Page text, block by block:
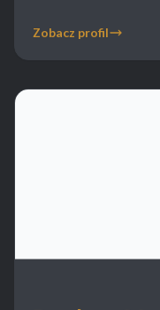
samochodów
także interwencje w
Zobacz profil